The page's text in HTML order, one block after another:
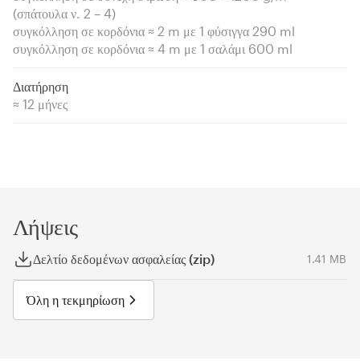
(σπάτουλα ν. 2 – 4)
συγκόλληση σε κορδόνια ≈ 2 m με 1 φύσιγγα 290 ml
συγκόλληση σε κορδόνια ≈ 4 m με 1 σαλάμι 600 ml
Διατήρηση
≈ 12 μήνες
Λήψεις
Δελτίο δεδομένων ασφαλείας (zip) 1.41 MB
Όλη η τεκμηρίωση